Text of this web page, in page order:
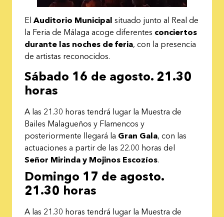
El Auditorio Municipal situado junto al Real de
la Feria de Málaga acoge diferentes conciertos
durante las noches de feria, con la presencia
de artistas reconocidos.
Sábado 16 de agosto. 21.30
horas
A las 21.30 horas tendrá lugar la Muestra de
Bailes Malagueños y Flamencos y
posteriormente llegará la Gran Gala, con las
actuaciones a partir de las 22.00 horas del
Señor Mirinda y Mojinos Escozíos.
Domingo 17 de agosto.
21.30 horas
A las 21.30 horas tendrá lugar la Muestra de